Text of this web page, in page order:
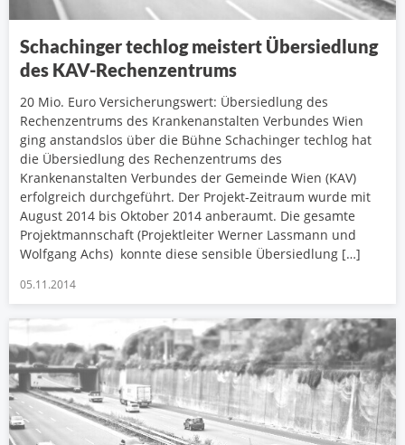
Schachinger techlog meistert Übersiedlung
des KAV-Rechenzentrums
20 Mio. Euro Versicherungswert: Übersiedlung des
Rechenzentrums des Krankenanstalten Verbundes Wien
ging anstandslos über die Bühne Schachinger techlog hat
die Übersiedlung des Rechenzentrums des
Krankenanstalten Verbundes der Gemeinde Wien (KAV)
erfolgreich durchgeführt. Der Projekt-Zeitraum wurde mit
August 2014 bis Oktober 2014 anberaumt. Die gesamte
Projektmannschaft (Projektleiter Werner Lassmann und
Wolfgang Achs) konnte diese sensible Übersiedlung […]
05.11.2014